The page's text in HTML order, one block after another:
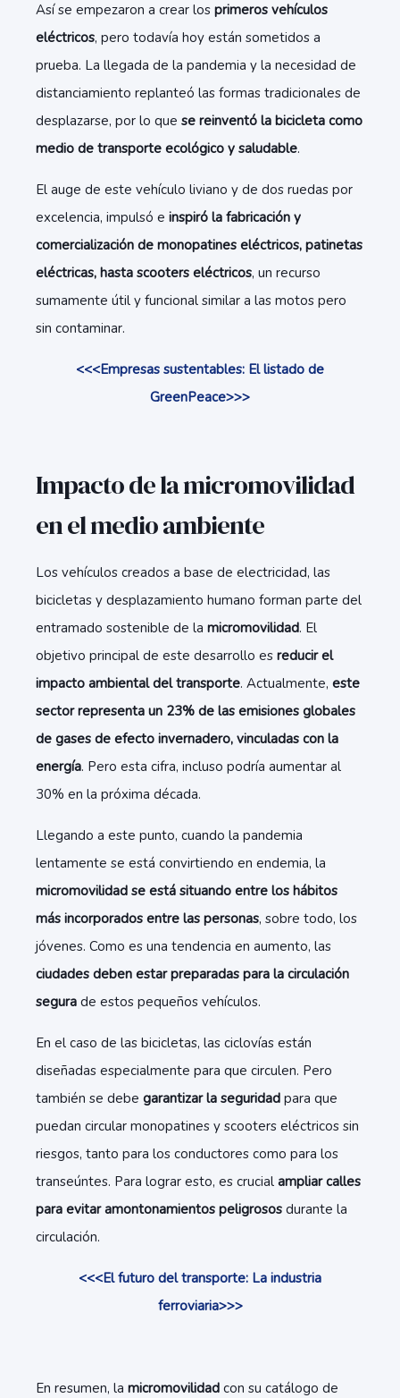
Así se empezaron a crear los primeros vehículos
eléctricos, pero todavía hoy están sometidos a
prueba. La llegada de la pandemia y la necesidad de
distanciamiento replanteó las formas tradicionales de
desplazarse, por lo que se reinventó la bicicleta como
medio de transporte ecológico y saludable.
El auge de este vehículo liviano y de dos ruedas por
excelencia, impulsó e inspiró la fabricación y
comercialización de monopatines eléctricos, patinetas
eléctricas, hasta scooters eléctricos, un recurso
sumamente útil y funcional similar a las motos pero
sin contaminar.
<<<Empresas sustentables: El listado de
GreenPeace>>>
Impacto de la micromovilidad
en el medio ambiente
Los vehículos creados a base de electricidad, las
bicicletas y desplazamiento humano forman parte del
entramado sostenible de la micromovilidad. El
objetivo principal de este desarrollo es reducir el
impacto ambiental del transporte. Actualmente, este
sector representa un 23% de las emisiones globales
de gases de efecto invernadero, vinculadas con la
energía. Pero esta cifra, incluso podría aumentar al
30% en la próxima década.
Llegando a este punto, cuando la pandemia
lentamente se está convirtiendo en endemia, la
micromovilidad se está situando entre los hábitos
más incorporados entre las personas, sobre todo, los
jóvenes. Como es una tendencia en aumento, las
ciudades deben estar preparadas para la circulación
segura de estos pequeños vehículos.
En el caso de las bicicletas, las ciclovías están
diseñadas especialmente para que circulen. Pero
también se debe garantizar la seguridad para que
puedan circular monopatines y scooters eléctricos sin
riesgos, tanto para los conductores como para los
transeúntes. Para lograr esto, es crucial ampliar calles
para evitar amontonamientos peligrosos durante la
circulación.
<<<El futuro del transporte: La industria
ferroviaria>>>
En resumen, la micromovilidad con su catálogo de